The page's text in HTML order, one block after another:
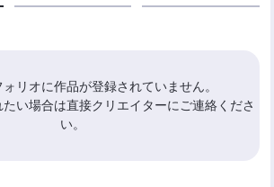
リオに作品が登録されていません。
い場合は直接クリエイターにご連絡くださ
い。